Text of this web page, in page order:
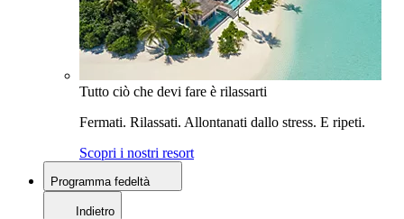
Tutto ciò che devi fare è rilassarti
Fermati. Rilassati. Allontanati dallo stress. E ripeti.
Scopri i nostri resort
Programma fedeltà
Indietro